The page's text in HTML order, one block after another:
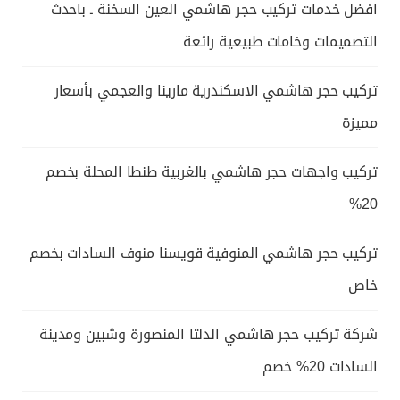
افضل خدمات تركيب حجر هاشمي العين السخنة ـ باحدث
التصميمات وخامات طبيعية رائعة
تركيب حجر هاشمي الاسكندرية مارينا والعجمي بأسعار
مميزة
تركيب واجهات حجر هاشمي بالغربية طنطا المحلة بخصم
20%
تركيب حجر هاشمي المنوفية قويسنا منوف السادات بخصم
خاص
شركة تركيب حجر هاشمي الدلتا المنصورة وشبين ومدينة
السادات 20% خصم